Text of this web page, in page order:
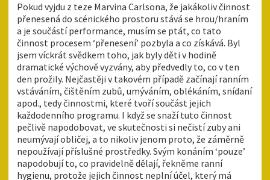
Pokud vyjdu z teze Marvina Carlsona, že jakákoliv činnost
přenesená do scénického prostoru stává se hrou/hraním
a je součástí performance, musím se ptát, co tato
činnost procesem ‘přenesení’ pozbyla a co získává. Byl
jsem víckrát svědkem toho, jak byly děti v hodině
dramatické výchově vyzvány, aby předvedly to, co v ten
den prožily. Nejčastěji v takovém případě začínají ranním
vstáváním, čištěním zubů, umýváním, oblékáním, snídaní
apod., tedy činnostmi, které tvoří součást jejich
každodenního programu. I když se snaží tuto činnost
pečlivě napodobovat, ve skutečnosti si nečistí zuby ani
neumývají obličej, a to nikoliv jenom proto, že záměrně
nepoužívají příslušné prostředky. Svým konáním ‘pouze’
napodobují to, co pravidelně dělají, řekněme ranní
hygienu, protože jejich činnost neplní účel, který má